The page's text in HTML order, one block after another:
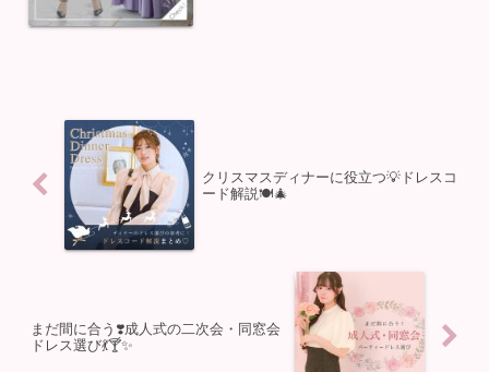
クリスマスディナーに役立つ💡ドレスコ
ード解説🍽️🎄
まだ間に合う❣️成人式の二次会・同窓会
ドレス選び💃🍸✨